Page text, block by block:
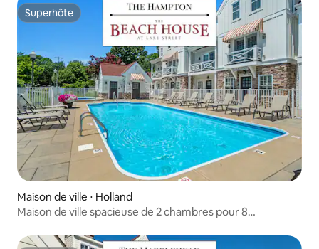
Superhôte
Superhôte
Maison de ville ⋅ Holland
Maison de ville spacieuse de 2 chambres pour 8